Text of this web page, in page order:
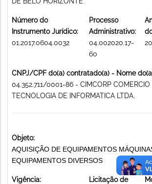
Número do
Instrumento Jurídico:
01.2017.0604.0032
Processo
Administrativo:
04.002020.17-
60
CNPJ/CPF do(a) contratado(a) - Nome
04.352.711/0001-86 - CIMCORP COMERCIO
TECNOLOGIA DE INFORMATICA LTDA.
Objeto:
AQUISIÇÃO DE EQUIPAMENTOS
EQUIPAMENTOS DIVERSOS
Vigência:
Licitação de